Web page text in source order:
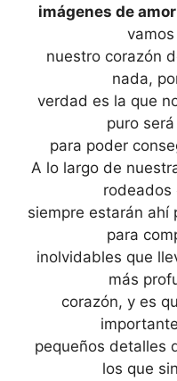
imágenes de
nuestro corazón
nada,
verdad es la que
puro
para poder
A lo largo de
rodeados
siempre estarán ahí
para
inolvidables que
más
corazón, y es
pequeños detalles
los que